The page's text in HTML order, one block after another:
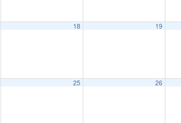
18 19
25 26